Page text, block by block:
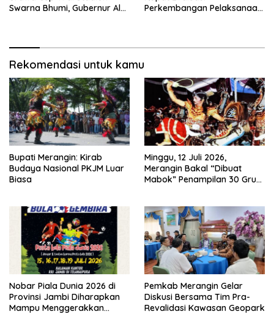
Swarna Bhumi, Gubernur Al
Perkembangan Pelaksanaan
Rekomendasi untuk kamu
Bupati Merangin: Kirab
Budaya Nasional PKJM Luar
Biasa
Minggu, 12 Juli 2026,
Merangin Bakal “Dibuat
Mabok” Penampilan 30 Grup
Nobar Piala Dunia 2026 di
Provinsi Jambi Diharapkan
Mampu Menggerakkan
Pemkab Merangin Gelar
Diskusi Bersama Tim Pra-
Revalidasi Kawasan Geopark